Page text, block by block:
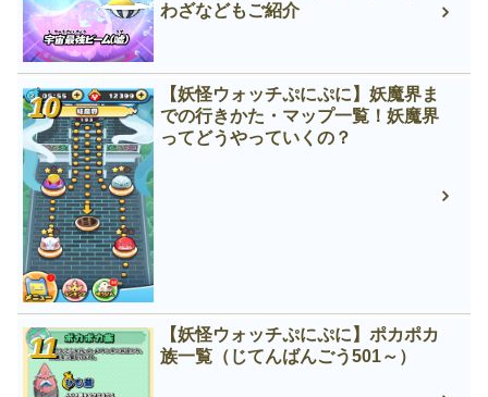
わざなどもご紹介
【妖怪ウォッチぷにぷに】妖魔界ま
での行きかた・マップ一覧！妖魔界
ってどうやっていくの？
【妖怪ウォッチぷにぷに】ポカポカ
族一覧（じてんばんごう501～）